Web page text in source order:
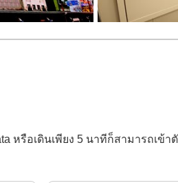
หรือเดินเพียง 5 นาทีก็สามารถเข้